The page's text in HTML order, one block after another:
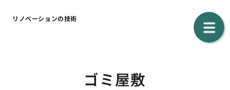
リノベーションの技術
ゴミ屋敷